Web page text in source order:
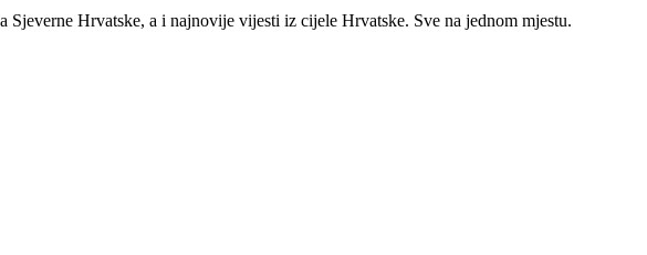
Hrvatske, a i najnovije vijesti iz cijele Hrvatske. Sve na jednom mjestu.